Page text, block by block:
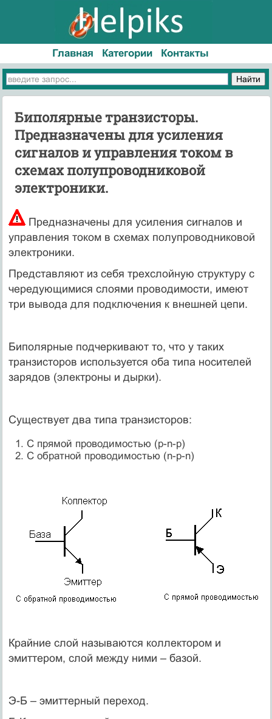
Главная Категории Контакты
Биполярные транзисторы.
Предназначены для усиления
сигналов и управления током в
схемах полупроводниковой
электроники.
Предназначены для усиления сигналов и
управления током в схемах полупроводниковой
электроники.
Представляют из себя трехслойную структуру с
чередующимися слоями проводимости, имеют
три вывода для подключения к внешней цепи.
Биполярные подчеркивают то, что у таких
транзисторов используется оба типа носителей
зарядов (электроны и дырки).
Существует два типа транзисторов:
С прямой проводимостью (p-n-p)
С обратной проводимостью (n-p-n)
Крайние слой называются коллектором и
эмиттером, слой между ними – базой.
Э-Б – эмиттерный переход.